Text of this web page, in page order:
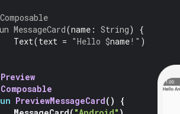
MessageCard(name : String)
{
Text(text = "Hello $name!" )
PreviewMessageCard()
{